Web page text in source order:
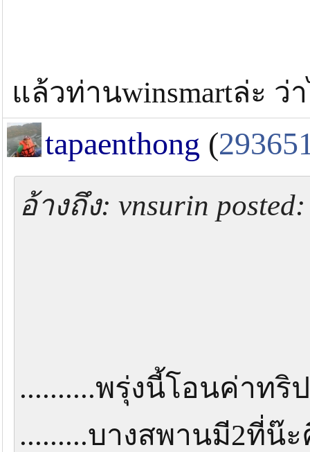
แล้วท่านwinsmartล่ะ
tapaenthong (
อ้างถึง: vnsurin
..........พรุ่งนี้โอนค่าทริ
.........บางสพานมี2ที่